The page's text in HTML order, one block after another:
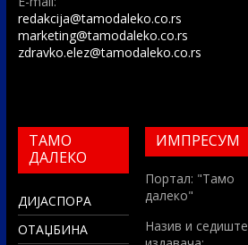
redakcija@tamodaleko.co.rs
marketing@tamodaleko.co.rs
zdravko.elez@tamodaleko.co.rs
ТАМО
ДАЛЕКО
ДИЈАСПОРА
ОТАЏБИНА
ИМПРЕСУМ
Портал: "Тамо
далеко"
Назив и седиште